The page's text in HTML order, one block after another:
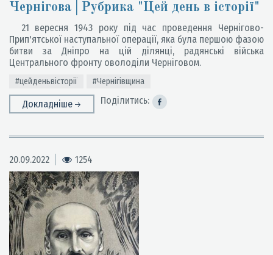
Чернігова│Рубрика "Цей день в історії"
21 вересня 1943 року під час проведення Чернігово-
Прип'ятської наступальної операції, яка була першою фазою
битви за Дніпро на цій ділянці, радянські війська
Центрального фронту оволоділи Черніговом.
#цейденьвісторії #Чернігівщина
Докладніше Поділитись:
20.09.2022 1254